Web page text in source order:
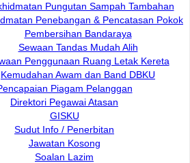
Pungutan Sampah Tambahan
Penebangan & Pencatasan Pokok
Pembersihan Bandaraya
Sewaan Tandas Mudah Alih
Penggunaan Ruang Letak Kereta
Kemudahan Awam dan Band DBKU
Piagam Pelanggan
Direktori Pegawai Atasan
GISKU
Sudut Info / Penerbitan
Jawatan Kosong
Soalan Lazim